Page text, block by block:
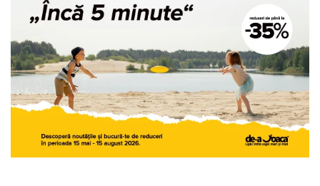
Jocuri STEAM
Jucarii muzicale
Jucării ȋndemânare
Masinute si trenulete
Roboti de jucarie